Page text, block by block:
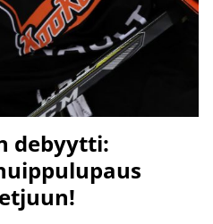
debyytti: